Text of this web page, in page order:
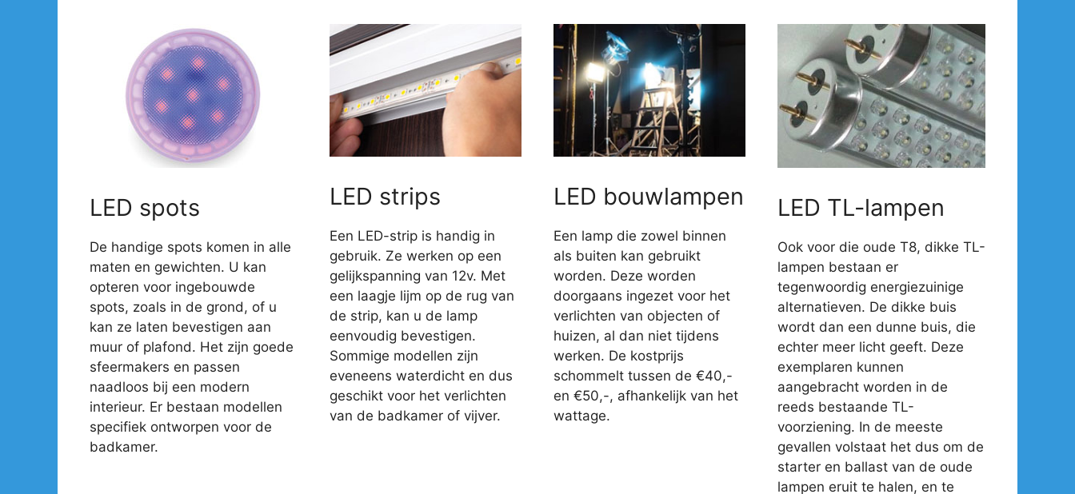
LED spots
De handige spots komen in alle
maten en gewichten. U kan
opteren voor ingebouwde
spots, zoals in de grond, of u
kan ze laten bevestigen aan
muur of plafond. Het zijn goede
sfeermakers en passen
naadloos bij een modern
interieur. Er bestaan modellen
specifiek ontworpen voor de
badkamer.
LED strips
Een LED-strip is handig in
gebruik. Ze werken op een
gelijkspanning van 12v. Met
een laagje lijm op de rug van
de strip, kan u de lamp
eenvoudig bevestigen.
Sommige modellen zijn
eveneens waterdicht en dus
geschikt voor het verlichten
van de badkamer of vijver.
LED bouwlampen
Een lamp die zowel binnen
als buiten kan gebruikt
worden. Deze worden
doorgaans ingezet voor het
verlichten van objecten of
huizen, al dan niet tijdens
werken. De kostprijs
schommelt tussen de €40,-
en €50,-, afhankelijk van het
wattage.
LED TL-lampen
Ook voor die oude T8, dikke TL-
lampen bestaan er
tegenwoordig energiezuinige
alternatieven. De dikke buis
wordt dan een dunne buis, die
echter meer licht geeft. Deze
exemplaren kunnen
aangebracht worden in de
reeds bestaande TL-
voorziening. In de meeste
gevallen volstaat het dus om de
starter en ballast van de oude
lampen eruit te halen, en te